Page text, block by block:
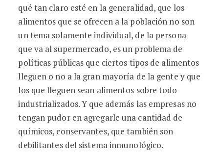
qué tan claro esté en la generalidad, que los
alimentos que se ofrecen a la población no son
un tema solamente individual, de la persona
que va al supermercado, es un problema de
políticas públicas que ciertos tipos de alimentos
lleguen o no a la gran mayoría de la gente y que
los que lleguen sean alimentos sobre todo
industrializados. Y que además las empresas no
tengan pudor en agregarle una cantidad de
químicos, conservantes, que también son
debilitantes del sistema inmunológico.